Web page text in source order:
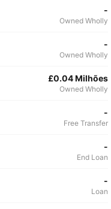
-
Owned Wholly
-
Owned Wholly
£0.04 Milhões
Owned Wholly
-
Free Transfer
-
End Loan
-
Loan